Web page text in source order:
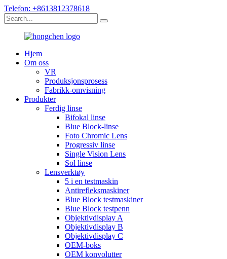
Telefon: +8613812378618
Hjem
Om oss
VR
Produksjonsprosess
Fabrikk-omvisning
Produkter
Ferdig linse
Bifokal linse
Blue Block-linse
Foto Chromic Lens
Progressiv linse
Single Vision Lens
Sol linse
Lensverktøy
5 i en testmaskin
Antirefleksmaskiner
Blue Block testmaskiner
Blue Block testpenn
Objektivdisplay A
Objektivdisplay B
Objektivdisplay C
OEM-boks
OEM konvolutter